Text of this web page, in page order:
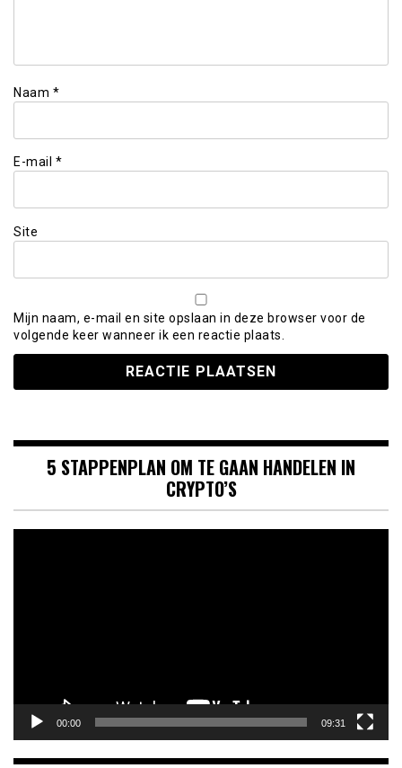
Naam *
E-mail *
Site
Mijn naam, e-mail en site opslaan in deze browser voor de
volgende keer wanneer ik een reactie plaats.
5 STAPPENPLAN OM TE GAAN HANDELEN IN
CRYPTO’S
00:00 09:31